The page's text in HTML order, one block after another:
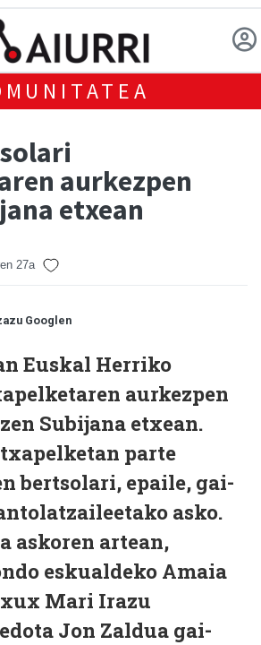
aurkezpen
etxean
27a
Googlen
Euskal Herriko
aurkezpen
Subijana etxean.
parte
bertsolari, epaile, gai-
asko.
askoren artean,
eskualdeko Amaia
Mari Irazu
Jon Zaldua gai-